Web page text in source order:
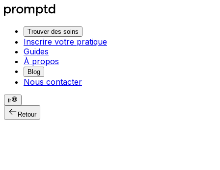
Trouver des soins
Inscrire votre pratique
Guides
À propos
Blog
Nous contacter
fr
Retour